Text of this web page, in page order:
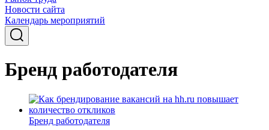
Новости сайта
Календарь мероприятий
Бренд работодателя
Бренд работодателя